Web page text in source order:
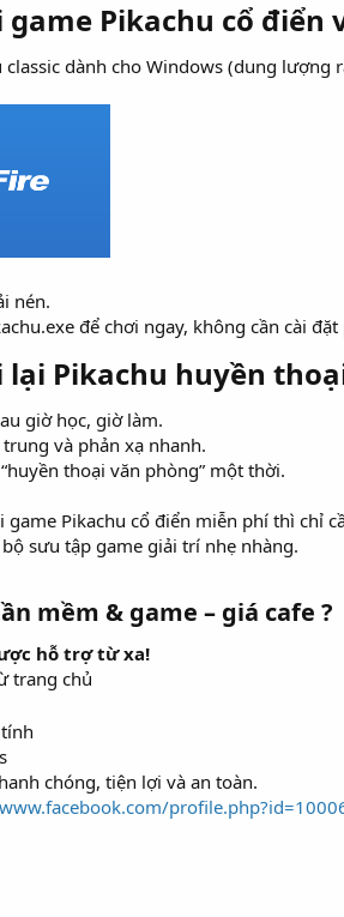
Pikachu cổ điển
dành cho Windows (dung lượng
nén.
để chơi ngay, không cần cài đặt
lại Pikachu huyền
giờ học, giờ làm.
và phản xạ nhanh.
thoại văn phòng” một thời.
Pikachu cổ điển miễn phí thì chỉ
sưu tập game giải trí nhẹ nhàng.
mềm & game – giá cafe ?​
hỗ trợ từ xa!
trang chủ
chóng, tiện lợi và an toàn.